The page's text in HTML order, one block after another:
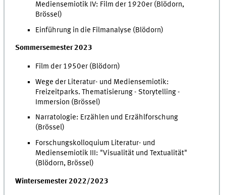
Mediensemiotik IV: Film der 1920er (Blödorn,
Brössel)
Einführung in die Filmanalyse (Blödorn)
Sommersemester 2023
Film der 1950er (Blödorn)
Wege der Literatur- und Mediensemiotik:
Freizeitparks. Thematisierung - Storytelling -
Immersion (Brössel)
Narratologie: Erzählen und Erzählforschung
(Brössel)
Forschungskolloquium Literatur- und
Mediensemiotik III: "Visualität und Textualität"
(Blödorn, Brössel)
Wintersemester 2022/2023